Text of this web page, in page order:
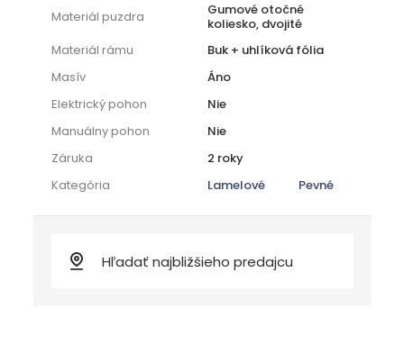
Materiál puzdra
Gumové otočné
koliesko, dvojité
Materiál rámu
Buk + uhlíková fólia
Masív
Áno
Elektrický pohon
Nie
Manuálny pohon
Nie
Záruka
2 roky
Kategória
Lamelové Pevné